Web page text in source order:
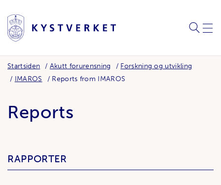
SØK
Startsiden Akutt forurensning
Forskning og utvikling
IMAROS
Reports from IMAROS
Reports
RAPPORTER